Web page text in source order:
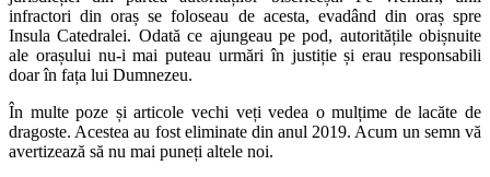
infractori din oraș se foloseau de acesta, evadând din oraș spre
Insula Catedralei. Odată ce ajungeau pe pod, autoritățile obișnuite
ale orașului nu-i mai puteau urmări în justiție și erau responsabili
doar în fața lui Dumnezeu.
În multe poze și articole vechi veți vedea o mulțime de lacăte de
dragoste. Acestea au fost eliminate din anul 2019. Acum un semn vă
avertizează să nu mai puneți altele noi.